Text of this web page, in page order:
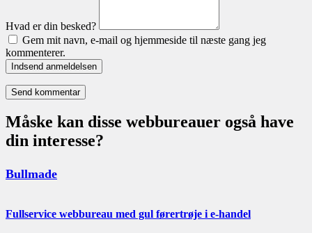
Hvad er din besked?
Gem mit navn, e-mail og hjemmeside til næste gang jeg
kommenterer.
Indsend anmeldelsen
Måske kan disse webbureauer også have
din interesse?
Bullmade
Fullservice webbureau med gul førertrøje i e-handel